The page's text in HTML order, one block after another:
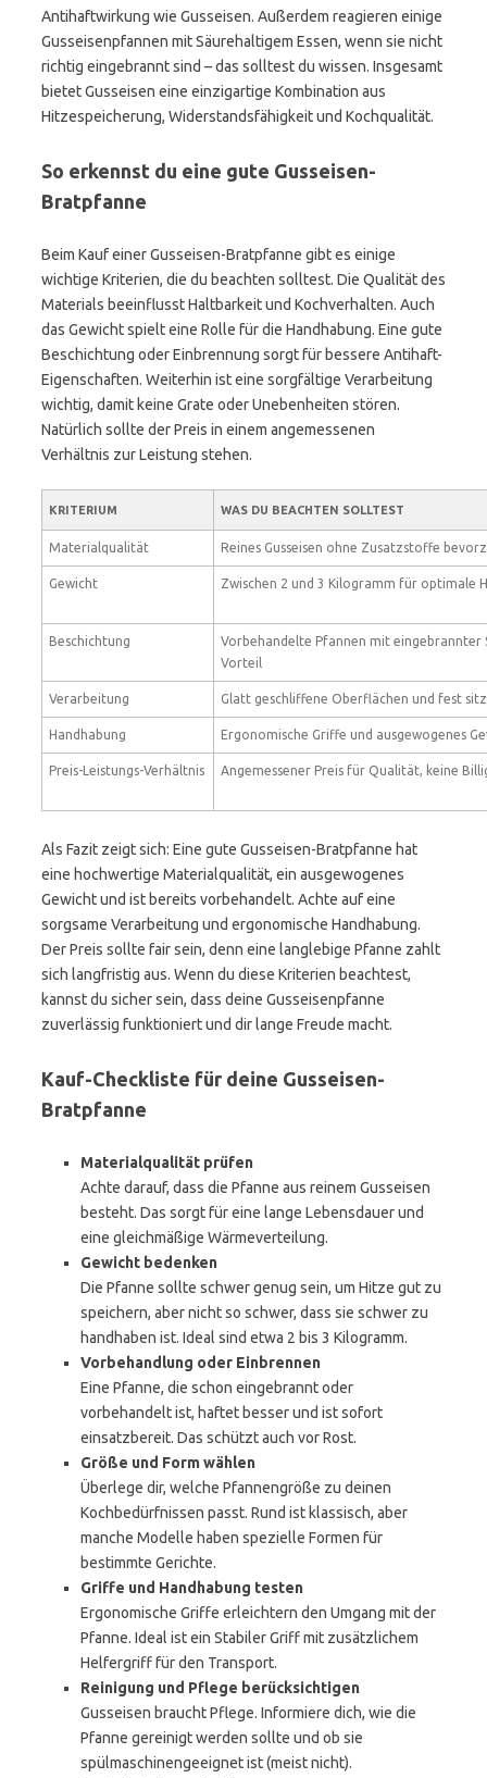
Antihaftwirkung wie Gusseisen. Außerdem reagieren einige
Gusseisenpfannen mit Säurehaltigem Essen, wenn sie nicht
richtig eingebrannt sind – das solltest du wissen. Insgesamt
bietet Gusseisen eine einzigartige Kombination aus
Hitzespeicherung, Widerstandsfähigkeit und Kochqualität.
So erkennst du eine gute Gusseisen-
Bratpfanne
Beim Kauf einer Gusseisen-Bratpfanne gibt es einige
wichtige Kriterien, die du beachten solltest. Die Qualität des
Materials beeinflusst Haltbarkeit und Kochverhalten. Auch
das Gewicht spielt eine Rolle für die Handhabung. Eine gute
Beschichtung oder Einbrennung sorgt für bessere Antihaft-
Eigenschaften. Weiterhin ist eine sorgfältige Verarbeitung
wichtig, damit keine Grate oder Unebenheiten stören.
Natürlich sollte der Preis in einem angemessenen
Verhältnis zur Leistung stehen.
KRITERIUM WAS DU BEACHTEN SOLLTEST
Materialqualität Reines Gusseisen ohne Zusatzstoffe
Gewicht Zwischen 2 und 3 Kilogramm für optimale
Beschichtung
Vorbehandelte Pfannen mit eingebrannter
Vorteil
Verarbeitung Glatt geschliffene Oberflächen und fest
Handhabung Ergonomische Griffe und ausgewogenes
Preis-Leistungs-Verhältnis Angemessener Preis für Qualität, keine
Als Fazit zeigt sich: Eine gute Gusseisen-Bratpfanne hat
eine hochwertige Materialqualität, ein ausgewogenes
Gewicht und ist bereits vorbehandelt. Achte auf eine
sorgsame Verarbeitung und ergonomische Handhabung.
Der Preis sollte fair sein, denn eine langlebige Pfanne zahlt
sich langfristig aus. Wenn du diese Kriterien beachtest,
kannst du sicher sein, dass deine Gusseisenpfanne
zuverlässig funktioniert und dir lange Freude macht.
Kauf-Checkliste für deine Gusseisen-
Bratpfanne
Materialqualität prüfen
Achte darauf, dass die Pfanne aus reinem Gusseisen
besteht. Das sorgt für eine lange Lebensdauer und
eine gleichmäßige Wärmeverteilung.
Gewicht bedenken
Die Pfanne sollte schwer genug sein, um Hitze gut zu
speichern, aber nicht so schwer, dass sie schwer zu
handhaben ist. Ideal sind etwa 2 bis 3 Kilogramm.
Vorbehandlung oder Einbrennen
Eine Pfanne, die schon eingebrannt oder
vorbehandelt ist, haftet besser und ist sofort
einsatzbereit. Das schützt auch vor Rost.
Größe und Form wählen
Überlege dir, welche Pfannengröße zu deinen
Kochbedürfnissen passt. Rund ist klassisch, aber
manche Modelle haben spezielle Formen für
bestimmte Gerichte.
Griffe und Handhabung testen
Ergonomische Griffe erleichtern den Umgang mit der
Pfanne. Ideal ist ein Stabiler Griff mit zusätzlichem
Helfergriff für den Transport.
Reinigung und Pflege berücksichtigen
Gusseisen braucht Pflege. Informiere dich, wie die
Pfanne gereinigt werden sollte und ob sie
spülmaschinengeeignet ist (meist nicht).